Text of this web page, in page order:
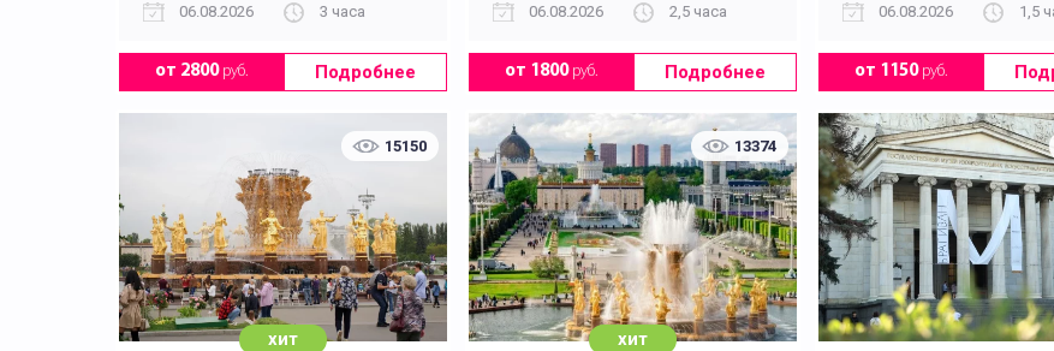
06.08.2026
3 часа
от 2800руб. Подробнее
06.08.2026
2,5 часа
от 1800руб. Подробнее
06.08.2026
1,5
от 1150руб.
15150
хит
13374
хит